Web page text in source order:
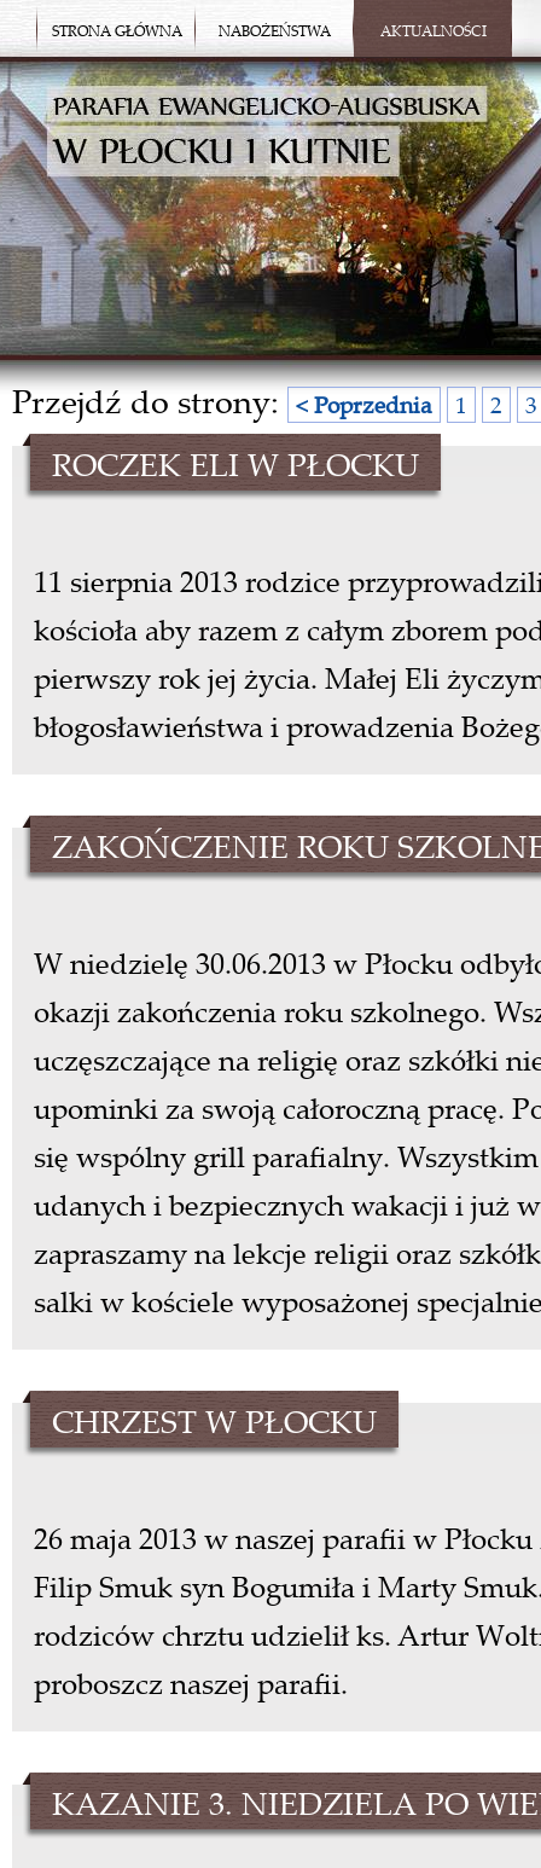
STRONA GŁÓWNA NABOŻEŃSTWA AKTUALNOŚCI
Przejdź do strony: < Poprzednia 1 2 3
ROCZEK ELI W PŁOCKU
11 sierpnia 2013 rodzice
kościoła aby razem z całym zborem
pierwszy rok jej życia. Małej Eli
błogosławieństwa i prowadzenia
ZAKOŃCZENIE ROKU
W niedzielę 30.06.2013 w Płocku
okazji zakończenia roku szkolnego.
uczęszczające na religię oraz szkółki
upominki za swoją całoroczną pracę.
się wspólny grill parafialny.
udanych i bezpiecznych wakacji i już
zapraszamy na lekcje religii oraz
salki w kościele wyposażonej
CHRZEST W PŁOCKU
26 maja 2013 w naszej parafii w
Filip Smuk syn Bogumiła i Marty
rodziców chrztu udzielił ks. Artur
proboszcz naszej parafii.
KAZANIE 3. NIEDZIELA PO